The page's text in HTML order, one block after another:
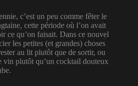
c’est un peu comme fêter le
cette période où l’on avait
ce qu’on faisait. Dans ce nouvel
les petites (et grandes) choses
au lit plutôt que de sortir, ou
vin plutôt qu’un cocktail douteux